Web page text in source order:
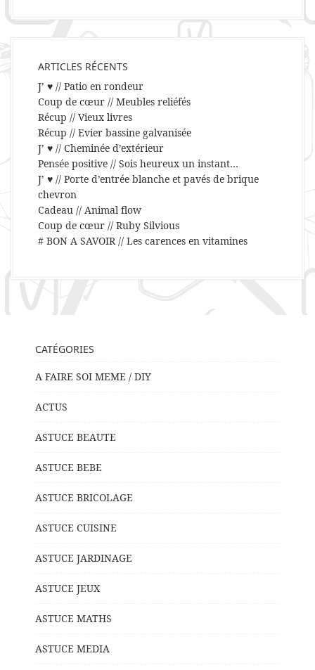
ARTICLES RÉCENTS
J’ ♥ // Patio en rondeur
Coup de cœur // Meubles reliéfés
Récup // Vieux livres
Récup // Evier bassine galvanisée
J’ ♥ // Cheminée d’extérieur
Pensée positive // Sois heureux un instant…
J’ ♥ // Porte d’entrée blanche et pavés de brique
chevron
Cadeau // Animal flow
Coup de cœur // Ruby Silvious
# BON A SAVOIR // Les carences en vitamines
CATÉGORIES
A FAIRE SOI MEME / DIY
ACTUS
ASTUCE BEAUTE
ASTUCE BEBE
ASTUCE BRICOLAGE
ASTUCE CUISINE
ASTUCE JARDINAGE
ASTUCE JEUX
ASTUCE MATHS
ASTUCE MEDIA